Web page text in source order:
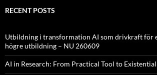
RECENT POSTS
Utbildning i transformation AI som drivkraft för
högre utbildning – NU 260609
AI in Research: From Practical Tool to